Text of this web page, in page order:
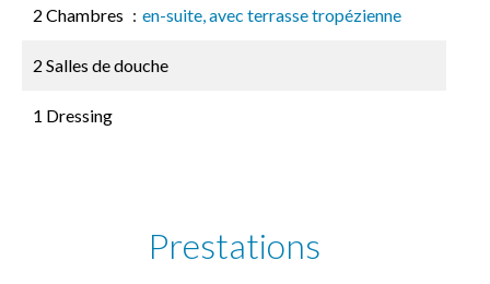
2 Chambres en-suite, avec terrasse tropézienne
2 Salles de douche
1 Dressing
Prestations